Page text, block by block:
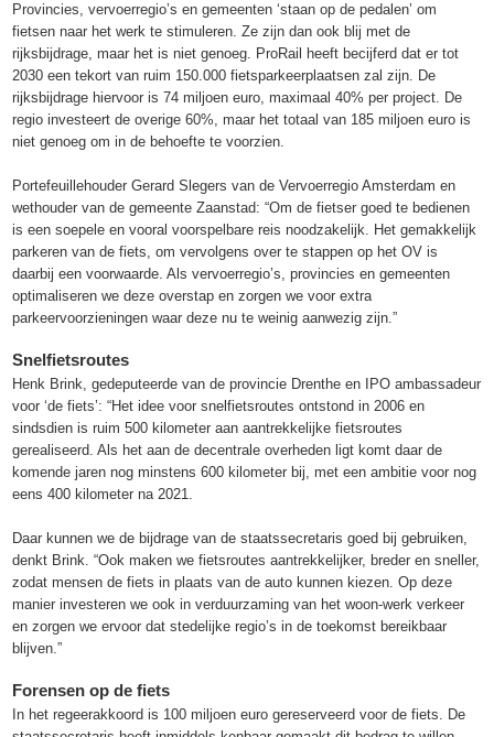
Provincies, vervoerregio’s en gemeenten ‘staan op de pedalen’ om
fietsen naar het werk te stimuleren. Ze zijn dan ook blij met de
rijksbijdrage, maar het is niet genoeg. ProRail heeft becijferd dat er tot
2030 een tekort van ruim 150.000 fietsparkeerplaatsen zal zijn. De
rijksbijdrage hiervoor is 74 miljoen euro, maximaal 40% per project. De
regio investeert de overige 60%, maar het totaal van 185 miljoen euro is
niet genoeg om in de behoefte te voorzien.
Portefeuillehouder Gerard Slegers van de Vervoerregio Amsterdam en
wethouder van de gemeente Zaanstad: “Om de fietser goed te bedienen
is een soepele en vooral voorspelbare reis noodzakelijk. Het gemakkelijk
parkeren van de fiets, om vervolgens over te stappen op het OV is
daarbij een voorwaarde. Als vervoerregio’s, provincies en gemeenten
optimaliseren we deze overstap en zorgen we voor extra
parkeervoorzieningen waar deze nu te weinig aanwezig zijn.”
Snelfietsroutes
Henk Brink, gedeputeerde van de provincie Drenthe en IPO ambassadeur
voor ‘de fiets’: “Het idee voor snelfietsroutes ontstond in 2006 en
sindsdien is ruim 500 kilometer aan aantrekkelijke fietsroutes
gerealiseerd. Als het aan de decentrale overheden ligt komt daar de
komende jaren nog minstens 600 kilometer bij, met een ambitie voor nog
eens 400 kilometer na 2021.
Daar kunnen we de bijdrage van de staatssecretaris goed bij gebruiken,
denkt Brink. “Ook maken we fietsroutes aantrekkelijker, breder en sneller,
zodat mensen de fiets in plaats van de auto kunnen kiezen. Op deze
manier investeren we ook in verduurzaming van het woon-werk verkeer
en zorgen we ervoor dat stedelijke regio’s in de toekomst bereikbaar
blijven.”
Forensen op de fiets
In het regeerakkoord is 100 miljoen euro gereserveerd voor de fiets. De